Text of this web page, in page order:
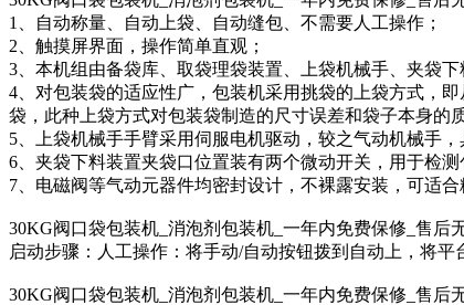
1、自动称量、自动上袋、自动缝包、不需要人工操作；
2、触摸屏界面，操作简单直观；
3、本机组由备袋库、取袋理袋装置、上袋机械手、夹袋
4、对包装袋的适应性广，包装机采用挑袋的上袋方式，
袋，此种上袋方式对包装袋制造的尺寸误差和袋子本身的
5、上袋机械手手臂采用伺服电机驱动，较之气动机械手
6、夹袋下料装置夹袋口位置装有两个微动开关，用于检
7、电磁阀等气动元器件均密封设计，不裸露安装，可适
30KG阀口袋包装机_消泡剂包装机_一年内免费保修_售后
启动步骤：人工操作：将手动/自动按钮拨到自动上，将
30KG阀口袋包装机_消泡剂包装机_一年内免费保修_售后